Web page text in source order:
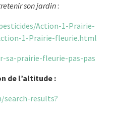
son jardin:
Action-1-Prairie-
1-Prairie-fleurie.html
sa-prairie-fleurie-pas-pas
de l’altitude :
results?